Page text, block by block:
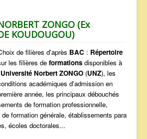
ZONGO (Ex
KOUDOUGOU)
de filières d'après BAC : Répertoire
les filières de formations disponibles à
Université Norbert ZONGO (UNZ), les
académiques d'admission en
année, les principaux débouchés
de formation professionnelle,
formation générale, établissements para
écoles doctorales...